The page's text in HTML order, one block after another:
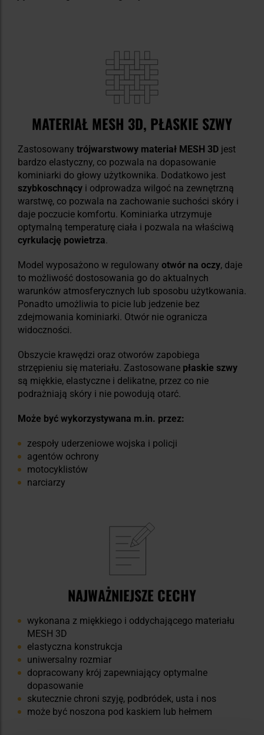
MATERIAŁ MESH 3D, PŁASKIE SZWY
Zastosowany trójwarstwowy materiał MESH 3D jest
bardzo elastyczny, co pozwala na dopasowanie
kominiarki do głowy użytkownika. Dodatkowo jest
szybkoschnący i odprowadza wilgoć na zewnętrzną
warstwę, co pozwala na zachowanie suchości skóry i
daje poczucie komfortu. Kominiarka utrzymuje
optymalną temperaturę ciała i pozwala na właściwą
cyrkulację powietrza.
Model wyposażono w regulowany otwór na oczy, daje
to możliwość dostosowania go do aktualnych
warunków atmosferycznych lub sposobu użytkowania.
Ponadto umożliwia to picie lub jedzenie bez
zdejmowania kominiarki. Otwór nie ogranicza
widoczności.
Obszycie krawędzi oraz otworów zapobiega
strzępieniu się materiału. Zastosowane płaskie szwy
są miękkie, elastyczne i delikatne, przez co nie
podrażniają skóry i nie powodują otarć.
Może być wykorzystywana m.in. przez:
zespoły uderzeniowe wojska i policji
agentów ochrony
motocyklistów
narciarzy
NAJWAŻNIEJSZE CECHY
wykonana z miękkiego i oddychającego materiału
MESH 3D
elastyczna konstrukcja
uniwersalny rozmiar
dopracowany krój zapewniający optymalne
dopasowanie
skutecznie chroni szyję, podbródek, usta i nos
może być noszona pod kaskiem lub hełmem